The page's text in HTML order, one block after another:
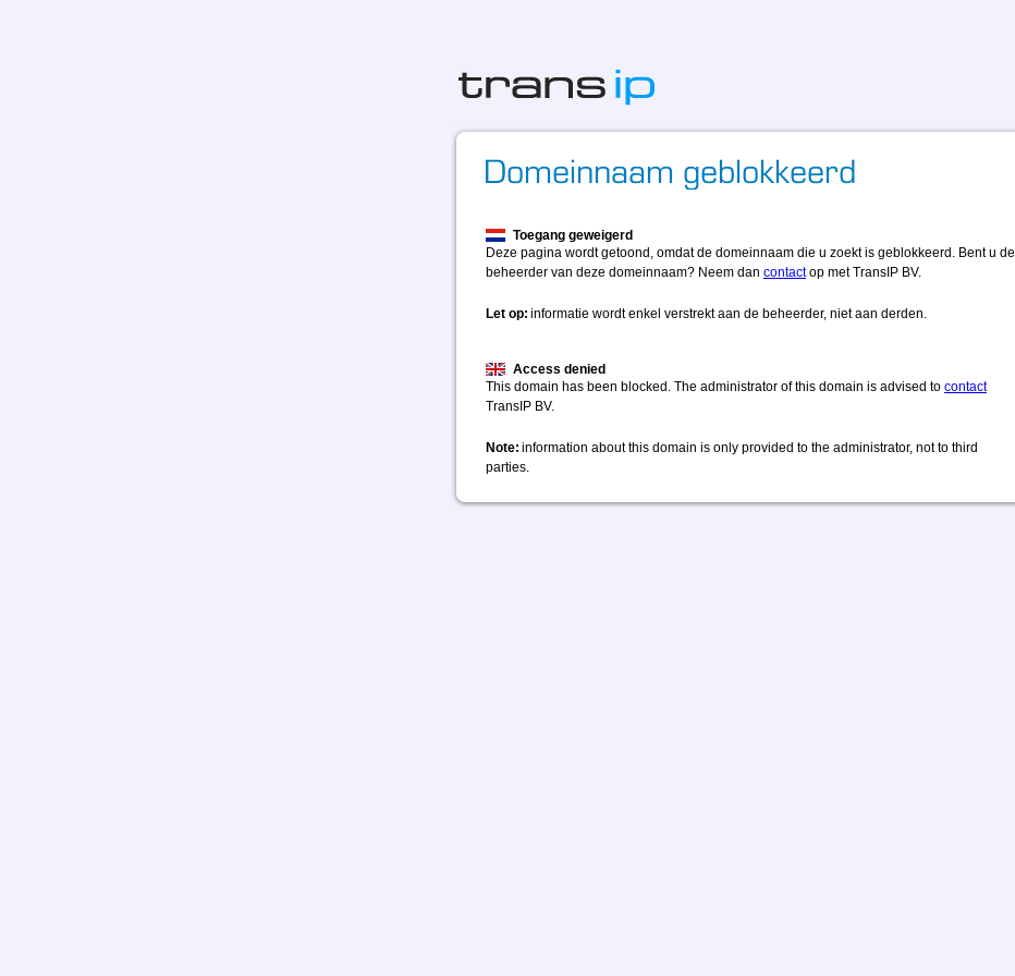
Toegang geweigerd
Deze pagina wordt getoond, omdat de domeinnaam die u zoekt is geblokkeerd. Bent u de
beheerder van deze domeinnaam? Neem dan contactop met TransIP BV.
Let op: informatie wordt enkel verstrekt aan de beheerder, niet aan derden.
Access denied
This domain has been blocked. The administrator of this domain is advised to contact
TransIP BV.
Note: information about this domain is only provided to the administrator, not to third
parties.